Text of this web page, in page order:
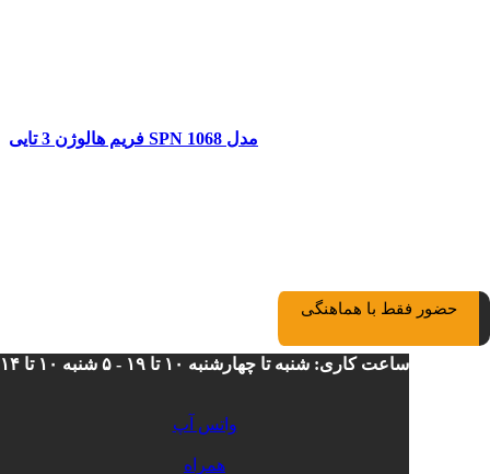
فریم هالوژن 3 تایی SPN مدل 1068
قاب هالوژن دایکاست 243
حضور فقط با هماهنگی
ساعت کاری: شنبه تا چهارشنبه ۱۰ تا ۱۹ - ۵ شنبه ۱۰ تا ۱۴
واتس آپ
همراه